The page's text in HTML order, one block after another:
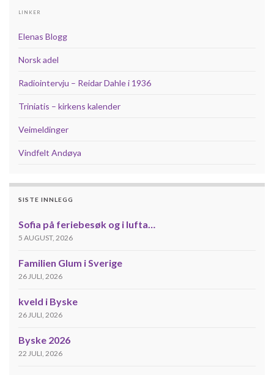
LINKER
Elenas Blogg
Norsk adel
Radiointervju – Reidar Dahle i 1936
Triniatis – kirkens kalender
Veimeldinger
Vindfelt Andøya
SISTE INNLEGG
Sofia på feriebesøk og i lufta…
5 AUGUST, 2026
Familien Glum i Sverige
26 JULI, 2026
kveld i Byske
26 JULI, 2026
Byske 2026
22 JULI, 2026